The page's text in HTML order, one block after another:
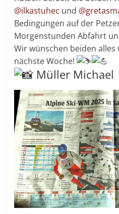
@ilkastuhec und
Bedingungen auf der
Morgenstunden Abfahrt
Wir wünschen beiden alles
nächste Woche!
Müller Michael